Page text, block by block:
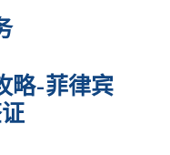
略-菲律宾